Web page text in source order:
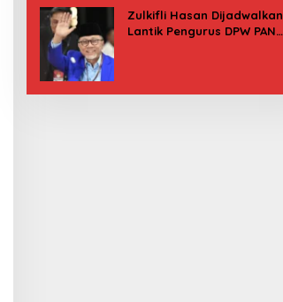
Zulkifli Hasan Dijadwalkan
Lantik Pengurus DPW PAN